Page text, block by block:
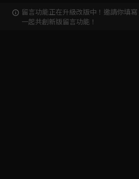
留言功能正在升級改版中！邀請你填寫
一起共創新版留言功能！